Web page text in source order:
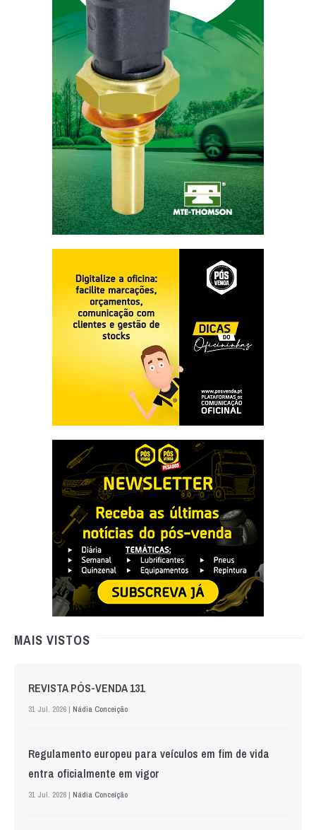
MAIS VISTOS
REVISTA PÓS-VENDA 131
31 Jul. 2026 | Nádia Conceição
Regulamento europeu para veículos em fim de vida
entra oficialmente em vigor
31 Jul. 2026 | Nádia Conceição